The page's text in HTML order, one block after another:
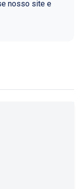
nosso site e